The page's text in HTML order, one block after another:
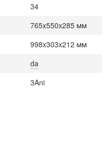
34
765x550x285 мм
998x303x212 мм
da
3Ani